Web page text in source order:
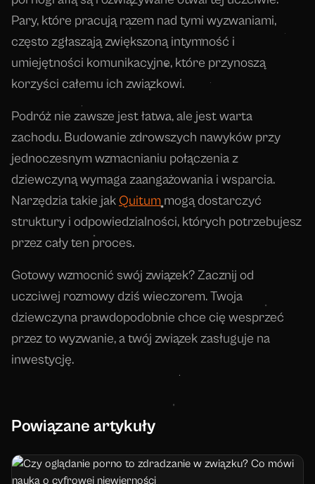
Pary, które pracują razem nad tymi wyzwaniami,
często zgłaszają zwiększoną intymność i
umiejętności komunikacyjne, które przynoszą
korzyści całemu ich związkowi.
Podróż nie zawsze jest łatwa, ale jest warta
zachodu. Budowanie zdrowszych nawyków przy
jednoczesnym wzmacnianiu połączenia z
dziewczyną wymaga zaangażowania i wsparcia.
Narzędzia takie jak Quitum mogą dostarczyć
struktury i odpowiedzialności, których potrzebujesz
przez cały ten proces.
Gotowy wzmocnić swój związek? Zacznij od
uczciwej rozmowy dziś wieczorem. Twoja
dziewczyna prawdopodobnie chce cię wesprzeć
przez to wyzwanie, a twój związek zasługuje na
inwestycję.
Powiązane artykuły